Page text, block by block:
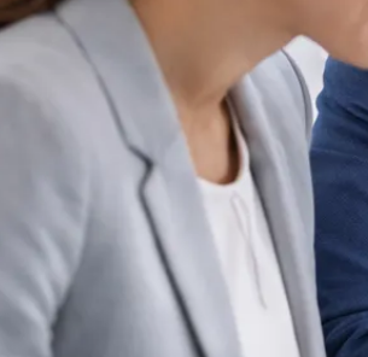
& Entwicklung
& Sanierung
& Transaktionen